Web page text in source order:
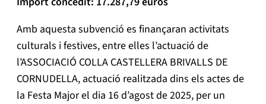
Amb aquesta subvenció es finançaran activitats
culturals i festives, entre elles l’actuació de
l’ASSOCIACIÓ COLLA CASTELLERA BRIVALLS DE
CORNUDELLA, actuació realitzada dins els actes de
la Festa Major el dia 16 d’agost de 2025, per un